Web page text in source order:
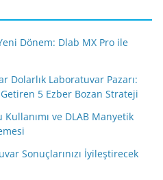
Dönem: Dlab MX Pro ile
Dolarlık Laboratuvar Pazarı:
5 Ezber Bozan Strateji
ve DLAB Manyetik
Sonuçlarınızı İyileştirecek